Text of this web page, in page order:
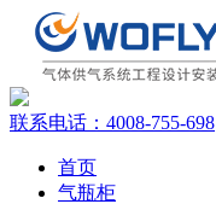
联系电话： 4008-755-698
首页
气瓶柜